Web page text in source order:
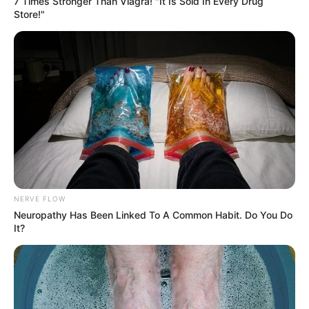
áldozatai családjaitól…”
ítélethirdetés után láthatja a fiát, mert a konzuli
segítség is csak akkor aktiválható – addig sem
anyagi lehetőség, sem jogi lehetőség nem nyílt a
találkozóra.
Halálos ítélet: méreginjekció
vagy életfogytiglan
A floridai ügyvéd beszámolója alapján, ha a
bíróság bűnösnek találja, „halálos ítélet esetén
méreginjekcióval végezhetik ki a magyar férfit
míg a legenyhébb kiszabható büntetés is
életfogytiglani fegyház.
Store!"
NERVE FLOW
Neuropathy Has Been Linked To A Common Habit. Do You Do
It?